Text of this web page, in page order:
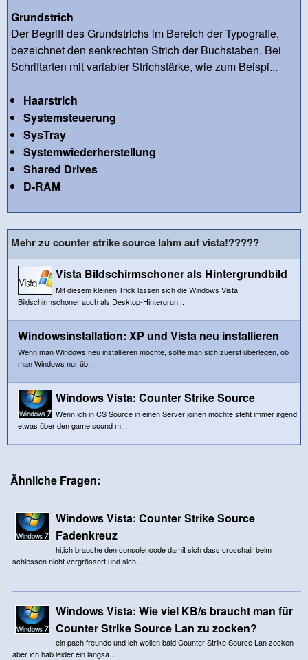
Grundstrich
Der Begriff des Grundstrichs im Bereich der Typografie,
bezeichnet den senkrechten Strich der Buchstaben. Bei
Schriftarten mit variabler Strichstärke, wie zum Beispi...
Haarstrich
Systemsteuerung
SysTray
Systemwiederherstellung
Shared Drives
D-RAM
Mehr zu counter strike source lahm auf vista!?????
Vista Bildschirmschoner als Hintergrundbild
Mit diesem kleinen Trick lassen sich die Windows Vista
Bildschirmschoner auch als Desktop-Hintergrun...
Windowsinstallation: XP und Vista neu installieren
Wenn man Windows neu installieren möchte, sollte man sich zuerst überlegen, ob
man Windows nur üb...
Windows Vista: Counter Strike Source
Wenn ich in CS Source in einen Server joinen möchte steht immer irgend
etwas über den game sound m...
Ähnliche Fragen:
Windows Vista: Counter Strike Source
Fadenkreuz
hi,ich brauche den consolencode damit sich dass crosshair beim
schiessen nicht vergrössert und sich...
Windows Vista: Wie viel KB/s braucht man für
Counter Strike Source Lan zu zocken?
ein pach freunde und ich wollen bald Counter Strike Source Lan zocken
aber ich hab leider ein langsa...